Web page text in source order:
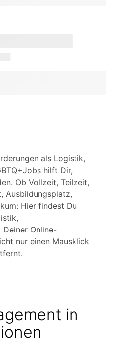
als Logistik,
hilft Dir,
Ob Vollzeit, Teilzeit,
Ausbildungsplatz,
Hier findest Du
Deiner Online-
nur einen Mausklick
in